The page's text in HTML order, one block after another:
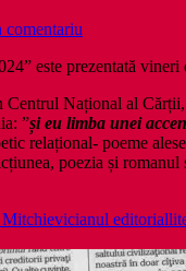
comentariu
este prezentată
Național al
”și eu limba unei
relațional- poeme
poezia și
anul editorial